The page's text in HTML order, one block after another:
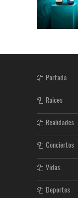
Portada
Raices
Realidades
Conciertos
Vidas
Deportes